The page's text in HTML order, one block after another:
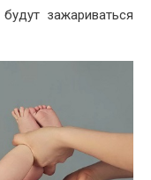
зажариваться